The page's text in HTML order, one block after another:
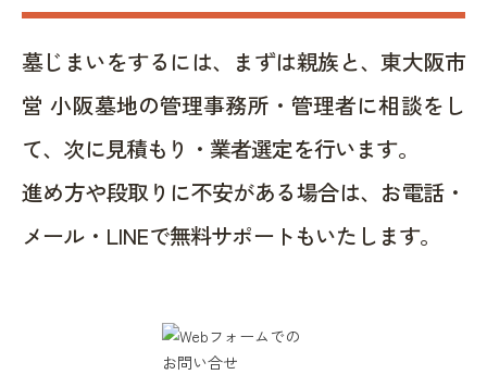
墓じまいをするには、まずは親族と、東大阪市
営 小阪墓地の管理事務所・管理者に相談をし
て、次に見積もり・業者選定を行います。
進め方や段取りに不安がある場合は、お電話・
メール・LINEで無料サポートもいたします。